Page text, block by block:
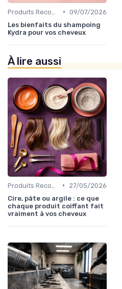
• 09/07/2026
Les bienfaits du shampoing
Kydra pour vos cheveux
À lire aussi
•
27/05/2026
Cire, pâte ou argile : ce que
chaque produit coiffant fait
vraiment à vos cheveux